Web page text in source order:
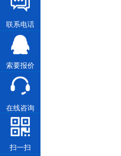
联系电话
索要报价
在线咨询
扫一扫